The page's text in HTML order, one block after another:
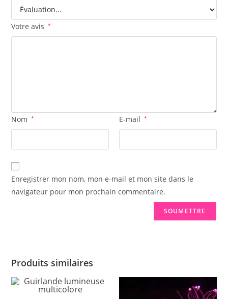
Votre avis *
Nom * E-mail *
Enregistrer mon nom, mon e-mail et mon site dans le
navigateur pour mon prochain commentaire.
Produits similaires